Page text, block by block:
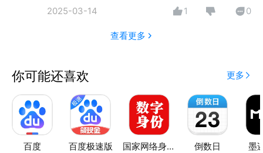
2025-03-14 1 0
查看更多
你可能还喜欢 更多
百度 百度极速版 国家网络身份认证 倒数日 墨